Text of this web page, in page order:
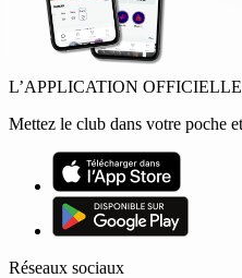
L’APPLICATION
Mettez le club dans votre poche
Réseaux sociaux